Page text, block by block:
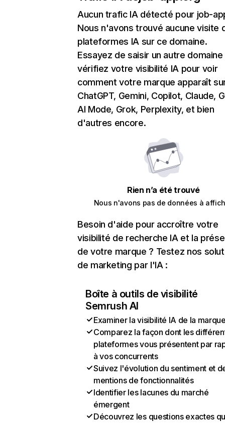
Aucun trafic IA détecté pour job-
Nous n'avons trouvé aucune visite
plateformes IA sur ce domaine.
Essayez de saisir un autre domaine
vérifiez votre visibilité IA pour voir
comment votre marque apparaît
ChatGPT, Gemini, Copilot, Claude,
AI Mode, Grok, Perplexity, et bien
d'autres encore.
Rien n’a été trouvé
Nous n'avons pas de données à
Besoin d'aide pour accroître votre
visibilité de recherche IA et la
de votre marque ? Testez nos
de marketing par l'IA :
Boîte à outils de visibilité
Semrush AI
Examiner la visibilité IA de la
Comparez la façon dont les
plateformes vous présentent par
à vos concurrents
Suivez l'évolution du sentiment et
mentions de fonctionnalités
Identifier les lacunes du marché
émergent
Découvrez les questions exactes